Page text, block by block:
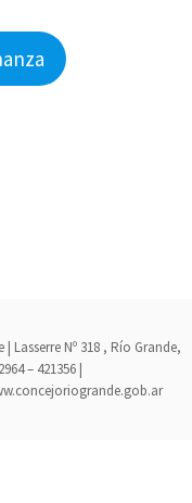
Nº 318 , Río Grande,
– 421356 |